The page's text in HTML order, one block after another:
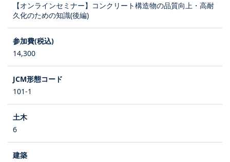
【オンラインセミナー】コンクリート構造物の品質向上・高耐
久化のための知識(後編)
14,300
101-1
6